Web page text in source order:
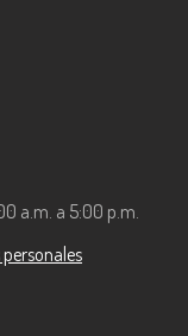
a.m. a 5:00 p.m.